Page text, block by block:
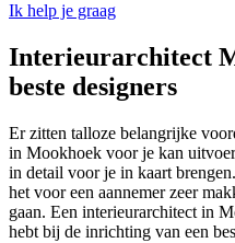
Ik help je graag
Interieurarchitect
beste designers
Er zitten talloze belangrijke
in Mookhoek voor je kan
in detail voor je in kaart
het voor een aannemer zeer
gaan. Een interieurarchitect in
hebt bij de inrichting van een